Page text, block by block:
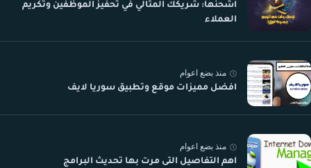
اشحنها: شريكك المثالي في تحفيز الموظفين وتكريم
العملاء
منذ بضع اعوام
افضل مميزات موقع وتطبيق سوريا لايف
منذ بضع اعوام
اهم التفاصيل التى مرت بها تحديث البرامج